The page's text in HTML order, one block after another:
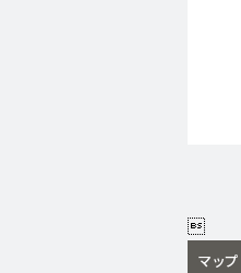

マップ